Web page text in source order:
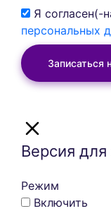
Я согласен(-
персональных
Записаться
Версия
Режим
Включить